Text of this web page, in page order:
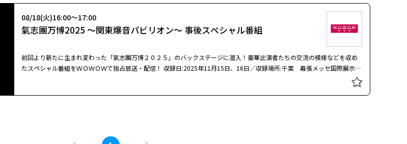
氣志團万博2025 ～関東爆音パビリオン～ 事後スペシャル番組
08/18(火)16:00～17:00
前回より新たに生まれ変わった「氣志團万博２０２５」のバックステージに潜入！豪華出演者たちの交流の模様などを収め
たスペシャル番組をＷＯＷＯＷで独占放送・配信！ 収録日:2025年11月15日、16日／収録場所:千葉 幕張メッセ国際展示場
１月に変更、新しいスタイルでの開催となった「氣志團万博」。ＷＯＷＯＷでは今回も２日間にわたって開催される「氣志